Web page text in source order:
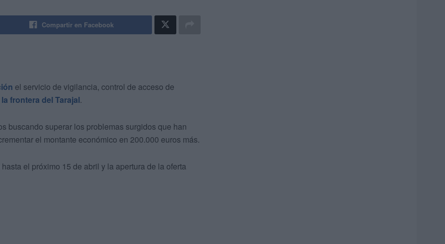
Compartir en Facebook
el servicio de vigilancia, control de acceso de
frontera del Tarajal.
buscando superar los problemas surgidos que han
el montante económico en 200.000 euros más.
el próximo 15 de abril y la apertura de la oferta